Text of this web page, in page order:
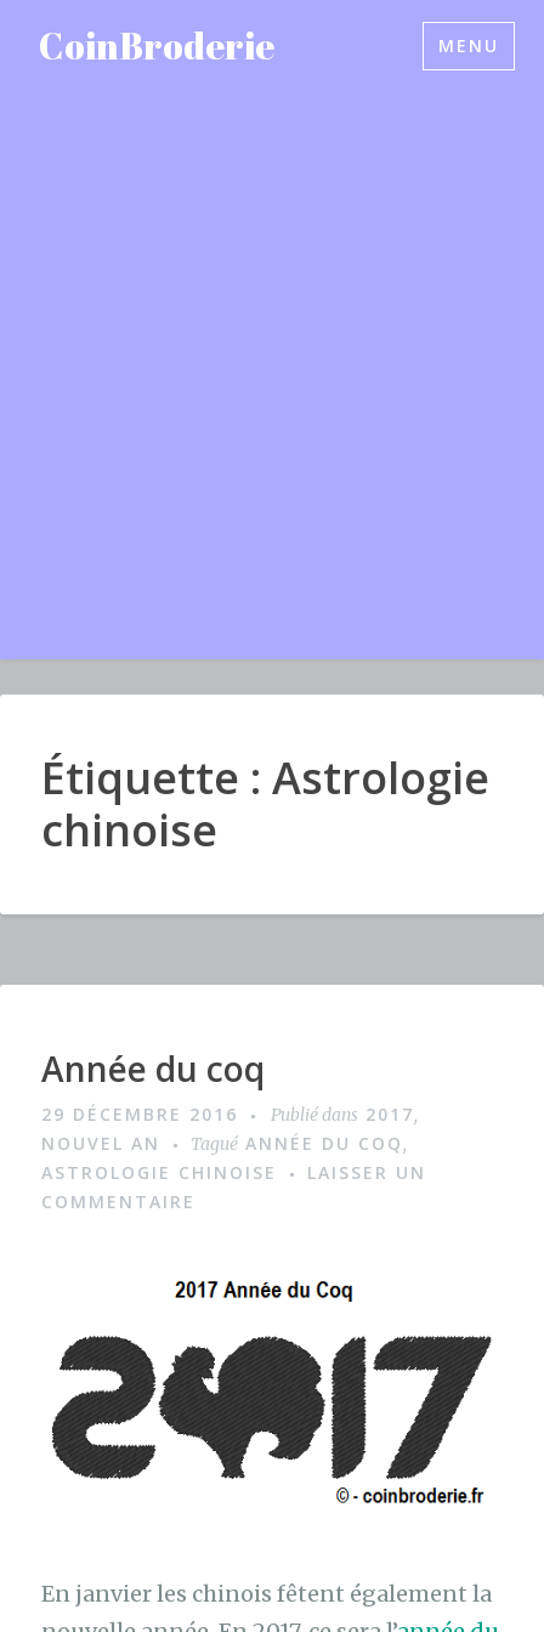
CoinBroderie MENU
Étiquette : Astrologie
chinoise
I
a
g
e
Année du coq
29 DÉCEMBRE 2016 Publié dans 2017,
NOUVEL AN Tagué ANNÉE DU COQ,
ASTROLOGIE CHINOISE
LAISSER UN
COMMENTAIRE
En janvier les chinois fêtent également la